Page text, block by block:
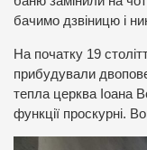
бачимо дзвіницю і
На початку 19
прибудували
тепла церква Іоана
функції проскурні.